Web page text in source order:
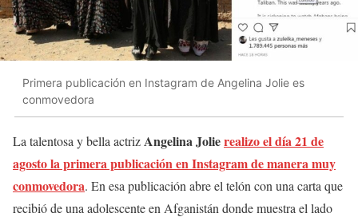
Primera publicación en Instagram de Angelina Jolie es
conmovedora
La talentosa y bella actrizAngelina Jolierealizo el día 21 de
agosto la primera publicación en Instagram de manera muy
conmovedora. En esa publicación abre el telón con una carta que
recibió de una adolescente en Afganistán donde muestra el lado